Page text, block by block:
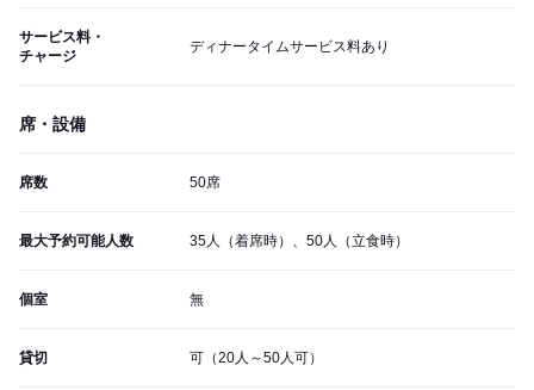
サービス料・
チャージ
ディナータイムサービス料あり
席・設備
席数 50席
最大予約可能人数 35人（着席時）、50人（立食時）
個室 無
貸切 可（20人～50人可）